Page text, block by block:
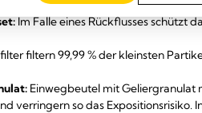
Im Falle eines Rückflusses schützt
filtern 99,99 % der kleinsten
Einwegbeutel mit Geliergranulat
verringern so das Expositionsrisiko.